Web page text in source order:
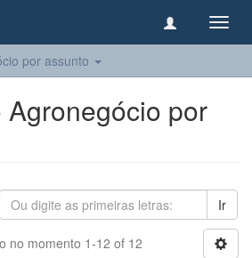
por assunto
Agronegócio por
Ir
no momento 1-12 of 12